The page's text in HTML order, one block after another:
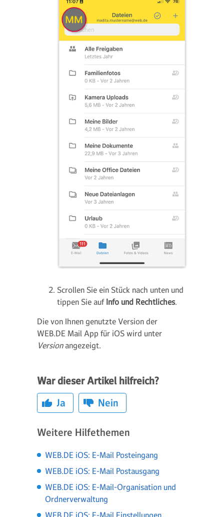
Scrollen Sie ein Stück nach unten und
tippen Sie auf Info und Rechtliches.
Die von Ihnen genutzte Version der
WEB.DE Mail App für iOS wird unter
Versionangezeigt.
War dieser Artikel hilfreich?
Ja
Nein
Weitere Hilfethemen
WEB.DE iOS: E-Mail Posteingang
WEB.DE iOS: E-Mail Postausgang
WEB.DE iOS: E-Mail-Organisation und
Ordnerverwaltung
WEB.DE iOS: E-Mail Einstellungen